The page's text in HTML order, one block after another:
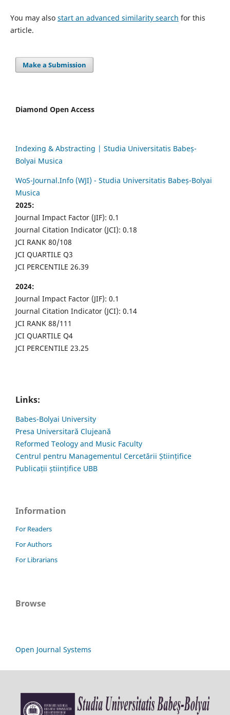
You may also start an advanced similarity search for this
article.
Make a Submission
Diamond Open Access
Indexing & Abstracting | Studia Universitatis Babeș-
Bolyai Musica
WoS-Journal.Info (WJI) - Studia Universitatis Babeș-Bolyai
Musica
2025:
Journal Impact Factor (JIF): 0.1
Journal Citation Indicator (JCI): 0.18
JCI RANK 80/108
JCI QUARTILE Q3
JCI PERCENTILE 26.39
2024:
Journal Impact Factor (JIF): 0.1
Journal Citation Indicator (JCI): 0.14
JCI RANK 88/111
JCI QUARTILE Q4
JCI PERCENTILE 23.25
Links:
Babes-Bolyai University
Presa Universitară Clujeană
Reformed Teology and Music Faculty
Centrul pentru Managementul Cercetării Științifice
Publicații științifice UBB
Information
For Readers
For Authors
For Librarians
Browse
Open Journal Systems